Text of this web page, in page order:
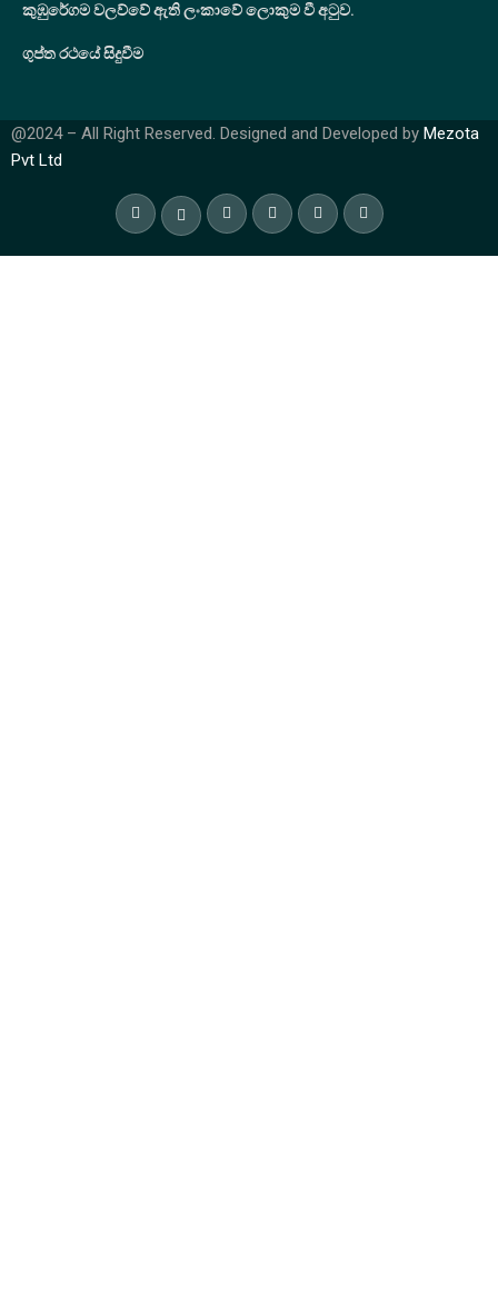
කුඹුරේගම වලව්වේ ඇති ලංකාවේ ලොකුම වී අටුව.
ගුප්ත රථයේ සිදුවීම
@2024 – All Right Reserved. Designed and Developed by Mezota
Pvt Ltd